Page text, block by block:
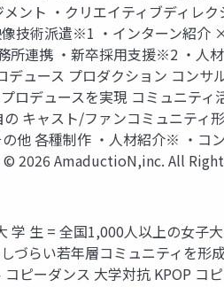
ント ・クリエイティブディレ
技術派遣※1 ・インターン紹
所連携 ・新卒採用支援※2 ・人
ュース プロダクション コンサ
デュースを実現 コミュニテ
キャスト/ファンコミュニティ
他 各種制作 ・人材紹介※ ・
2026 AmaductioN,inc. All
生 = 全国1,000人以上の女子
らい若年層コミュニティを形
ピーダンス 大学対抗 KPOP コ